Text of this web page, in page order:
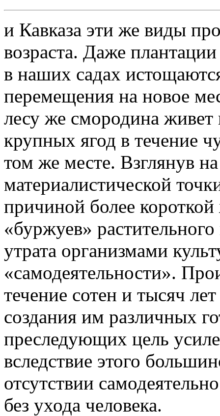
и Кавказа эти же виды
возраста. Даже
в наших садах
перемещения на новое
лесу же смородина
крупных ягод в течение
том же месте. Взглянув
материалистической
причиной более
«буржуев»
утрата организмами
«самодеятельности».
течение сотен и тысяч
создания им различных
преследующих цель
вследствие этого
отсутствии
без ухода человека.